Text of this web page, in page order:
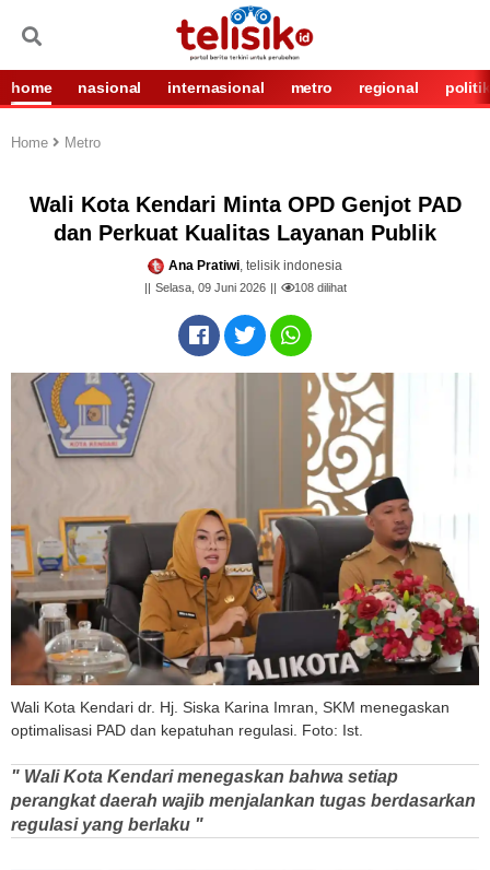
home nasional internasional metro regional politik
Home Metro
Wali Kota Kendari Minta OPD Genjot PAD
dan Perkuat Kualitas Layanan Publik
Ana Pratiwi, telisik indonesia
Selasa, 09 Juni 2026 108dilihat
Wali Kota Kendari dr. Hj. Siska Karina Imran, SKM menegaskan
optimalisasi PAD dan kepatuhan regulasi. Foto: Ist.
" Wali Kota Kendari menegaskan bahwa setiap
perangkat daerah wajib menjalankan tugas berdasarkan
regulasi yang berlaku "